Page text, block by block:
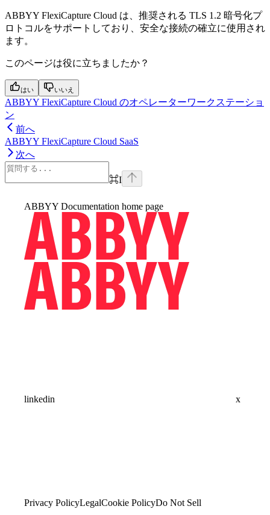
ABBYY FlexiCapture Cloud は、推奨される TLS 1.2 暗号化プ
ロトコルをサポートしており、安全な接続の確立に使用され
ます。
このページは役に立ちましたか？
はい いいえ
ABBYY FlexiCapture Cloud のオペレーターワークステーショ
ン
前へ
ABBYY FlexiCapture Cloud SaaS
次へ
⌘I
ABBYY Documentation home page
linkedin x
Privacy PolicyLegalCookie PolicyDo Not Sell